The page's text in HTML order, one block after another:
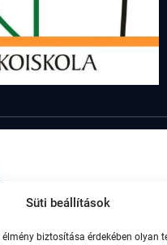
Süti beállítások
biztosítása érdekében olyan